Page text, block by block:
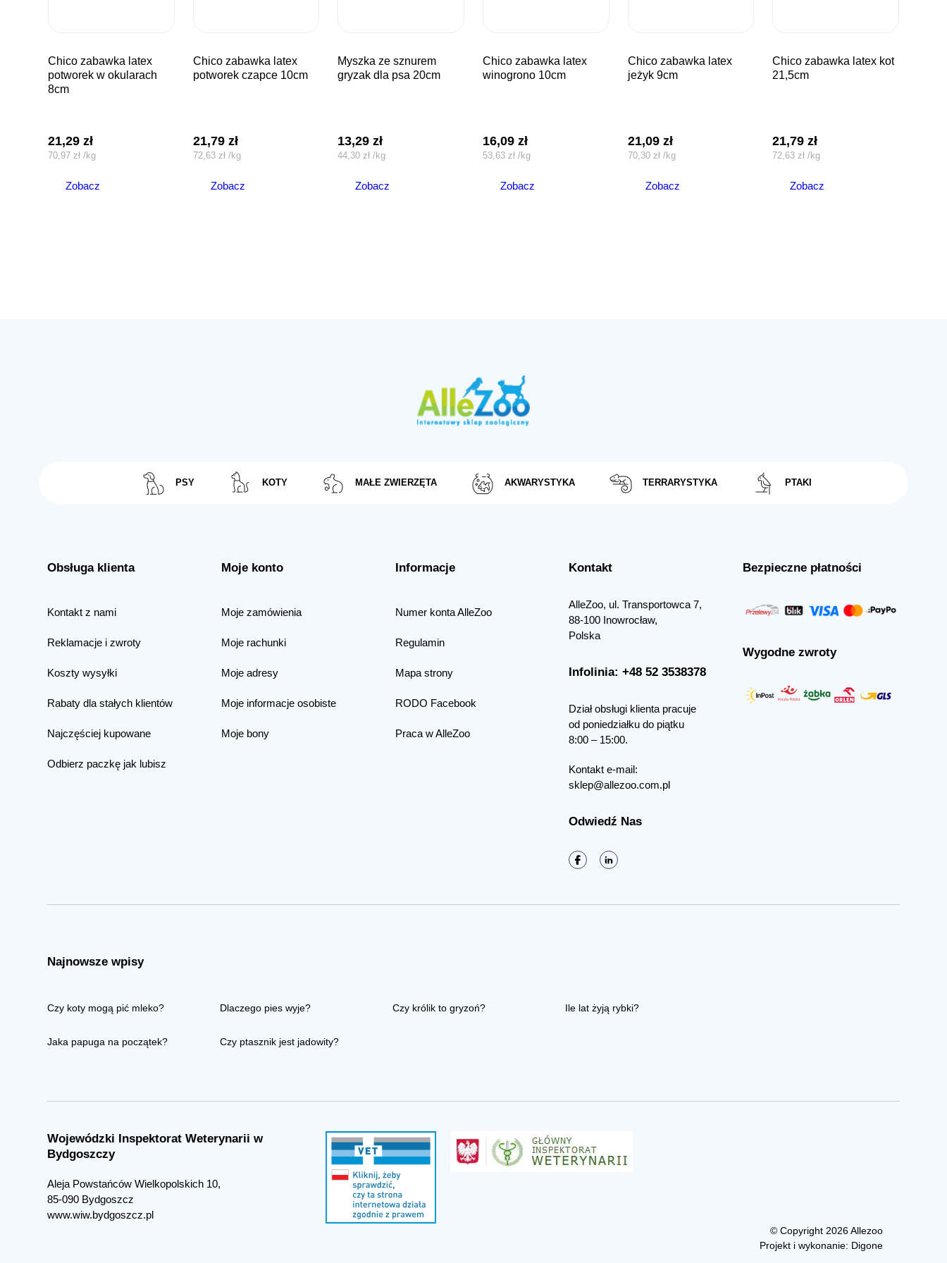
chico zabawka latex
potworek w okularach
8cm
21,29zł
70,97zł /kg
Zobacz
chico zabawka latex
potworek czapce 10cm
21,79 zł
72,63 zł /kg
Zobacz
myszka ze sznurem
gryzak dla psa 20cm
13,29zł
44,30zł /kg
Zobacz
chico zabawka latex
winogrono 10cm
16,09 zł
53,63 zł /kg
Zobacz
chico zabawka latex
jeżyk 9cm
21,09 zł
70,30 zł /kg
Zobacz
chico zabawka latex kot
21,5cm
21,79zł
72,63zł /kg
Zobacz
PSY KOTY MAŁE ZWIERZĘTA AKWARYSTYKA TERRARYSTYKA PTAKI
Obsługa klienta
Kontakt z nami
Reklamacje i zwroty
Koszty wysyłki
Rabaty dla stałych klientów
Najczęściej kupowane
Odbierz paczkę jak lubisz
Moje konto
Moje zamówienia
Moje rachunki
Moje adresy
Moje informacje osobiste
Moje bony
Informacje
Numer konta AlleZoo
Regulamin
Mapa strony
RODO Facebook
Praca w AlleZoo
Kontakt
AlleZoo, ul. Transportowca 7,
88-100 Inowrocław,
Polska
Infolinia: +48 52 3538378
Dział obsługi klienta pracuje
od poniedziałku do piątku
8:00 – 15:00.
Kontakt e-mail:
sklep@allezoo.com.pl
Odwiedź Nas
Bezpieczne płatności
Wygodne zwroty
Najnowsze wpisy
Czy koty mogą pić mleko? Dlaczego pies wyje? Czy królik to gryzoń? Ile lat żyją rybki?
Jaka papuga na początek? Czy ptasznik jest jadowity?
Wojewódzki Inspektorat Weterynarii w
Bydgoszczy
Aleja Powstańców Wielkopolskich 10,
85-090 Bydgoszcz
www.wiw.bydgoszcz.pl
© Copyright 2026 Allezoo
Projekt i wykonanie: Digone